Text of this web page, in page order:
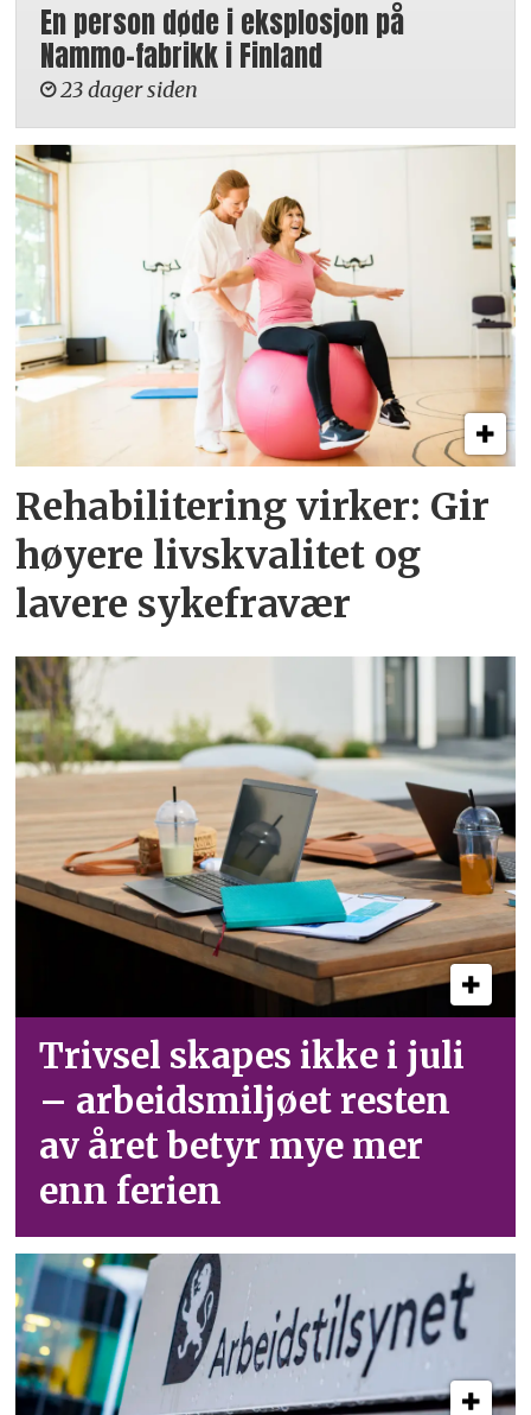
En person døde i eksplosjon på
Nammo-fabrikk i Finland
23 dager siden
Rehabilitering virker: Gir
høyere livskvalitet og
lavere sykefravær
Trivsel skapes ikke i juli
– arbeid­smiljøet resten
av året betyr mye mer
enn ferien